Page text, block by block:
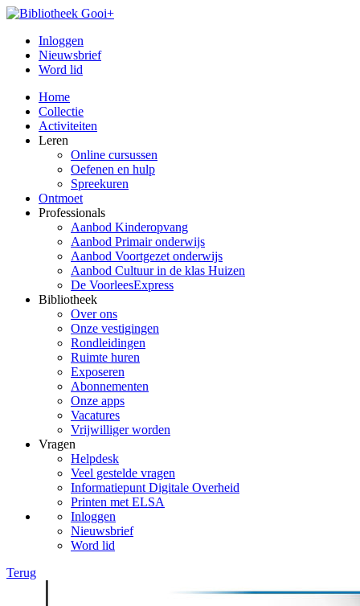
Inloggen
Nieuwsbrief
Word lid
Home
Collectie
Activiteiten
Leren
Online cursussen
Oefenen en hulp
Spreekuren
Ontmoet
Professionals
Aanbod Kinderopvang
Aanbod Primair onderwijs
Aanbod Voortgezet onderwijs
Aanbod Cultuur in de klas Huizen
De VoorleesExpress
Bibliotheek
Over ons
Onze vestigingen
Rondleidingen
Ruimte huren
Exposeren
Abonnementen
Onze apps
Vacatures
Vrijwilliger worden
Vragen
Helpdesk
Veel gestelde vragen
Informatiepunt Digitale Overheid
Printen met ELSA
Inloggen
Nieuwsbrief
Word lid
Terug